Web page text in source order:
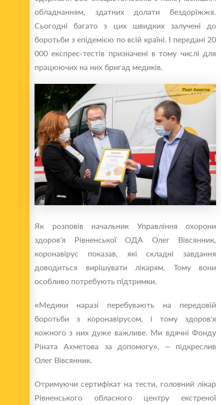
обладнанням, здатних долати бездоріжжя.
Сьогодні багато з цих швидких залучені до
боротьби з епідемією по всій країні. І передані 20
000 експрес-тестів призначені в тому числі для
працюючих на них бригад медиків.
Як розповів начальник Управління охорони
здоров'я Рівненської ОДА Олег Вівсянник,
коронавірус показав, які складні завдання
доводиться вирішувати лікарям. Тому вони
особливо потребують підтримки.
«Медики наразі перебувають на передовій
боротьби з коронавірусом, і тому здоров'я
кожного з них дуже важливе. Ми вдячні Фонду
Ріната Ахметова за допомогу», – підкреслив
Олег Вівсянник.
Отримуючи сертифікат на тести, головний лікар
Рівненського обласного центру екстреної